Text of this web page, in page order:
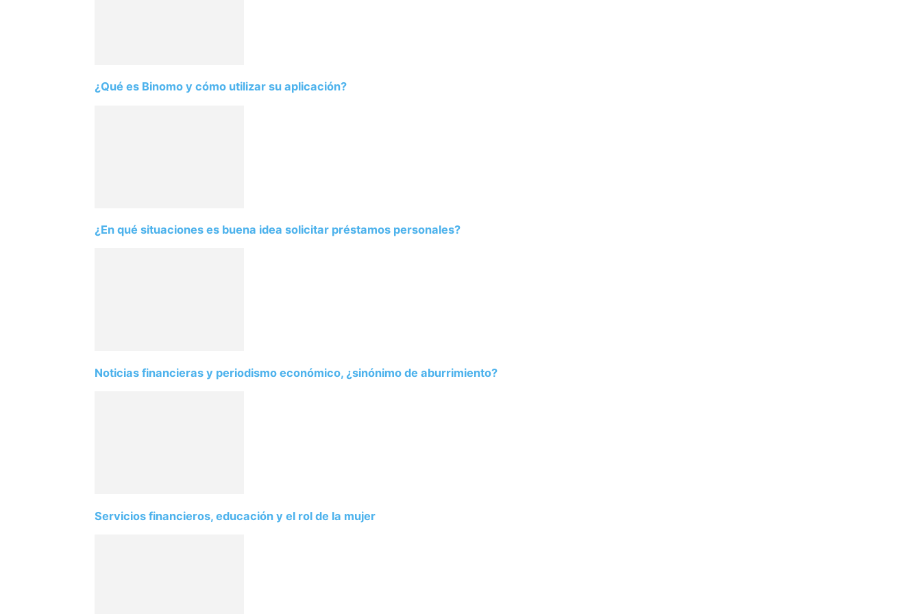
¿Qué es Binomo y cómo utilizar su aplicación?
¿En qué situaciones es buena idea solicitar préstamos personales?
Noticias financieras y periodismo económico, ¿sinónimo de aburrimiento?
Servicios financieros, educación y el rol de la mujer